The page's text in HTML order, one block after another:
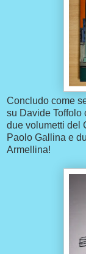
Concludo come
su Davide Toffolo
due volumetti del
Paolo Gallina e
Armellina!